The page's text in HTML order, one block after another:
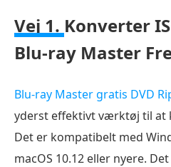
Vej 1. Konverter
Blu-ray Master
Blu-ray Master gratis DVD
yderst effektivt værktøj til at
Det er kompatibelt med
macOS 10.12 eller nyere.